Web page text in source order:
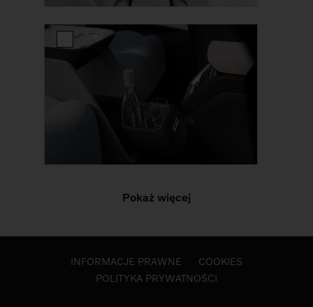
Pokaż więcej
INFORMACJE PRAWNE
COOKIES
POLITYKA PRYWATNOŚCI